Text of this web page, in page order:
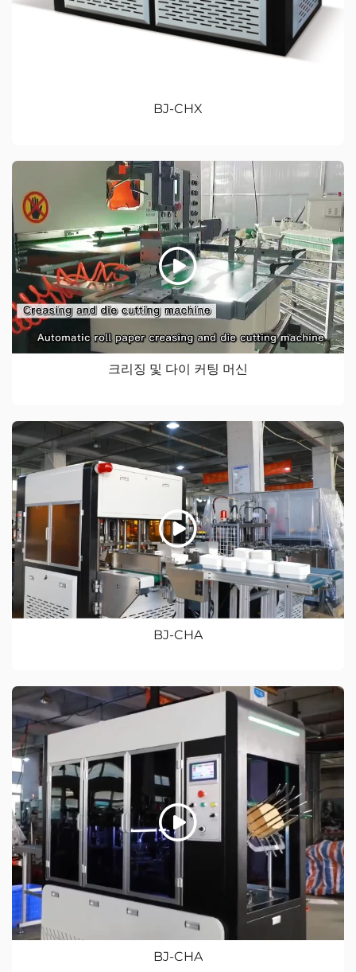
BJ-CHX
크리징 및 다이 커팅 머신
BJ-CHA
BJ-CHA